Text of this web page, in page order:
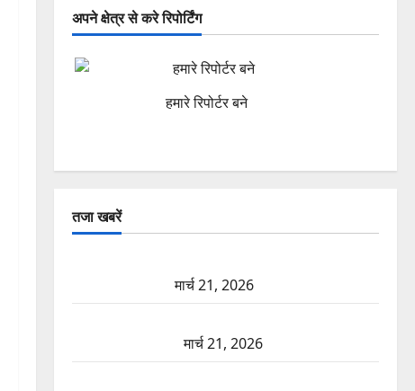
अपने क्षेत्र से करे रिपोर्टिंग
हमारे रिपोर्टर बने
तजा खबरें
मार्च 21, 2026
मार्च 21, 2026